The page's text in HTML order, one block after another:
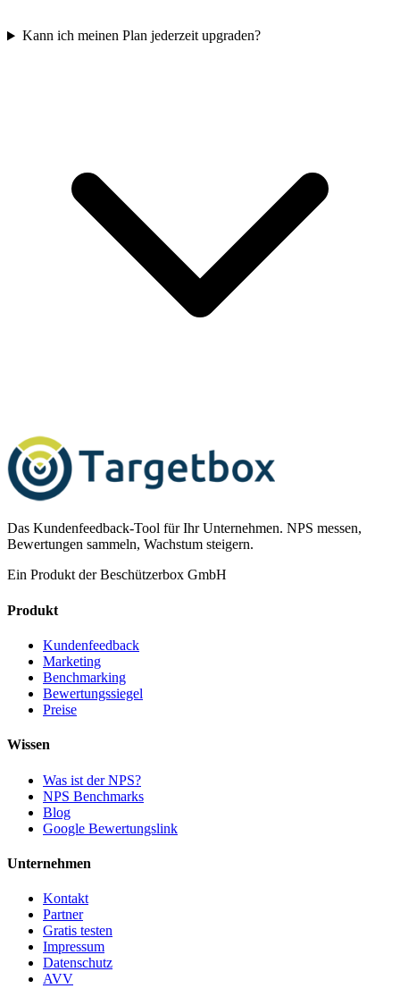
Kann ich meinen Plan jederzeit upgraden?
Das Kundenfeedback-Tool für Ihr Unternehmen. NPS messen,
Bewertungen sammeln, Wachstum steigern.
Ein Produkt der Beschützerbox GmbH
Produkt
Kundenfeedback
Marketing
Benchmarking
Bewertungssiegel
Preise
Wissen
Was ist der NPS?
NPS Benchmarks
Blog
Google Bewertungslink
Unternehmen
Kontakt
Partner
Gratis testen
Impressum
Datenschutz
AVV